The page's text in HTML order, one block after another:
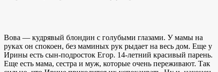
Вова — кудрявый блондин с голубыми глазами. У мамы на
руках он спокоен, без маминых рук рыдает на весь дом. Еще у
Ирины есть сын-подросток Егор. 14-летний красивый парень.
Еще есть мама, сестра и муж, которые очень переживают. Так